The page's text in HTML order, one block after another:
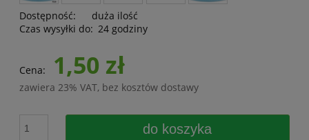
Dostępność:
duża ilość
Czas wysyłki do: 24 godziny
Cena: 1,50 zł
zawiera 23% VAT, bez kosztów dostawy
do koszyka